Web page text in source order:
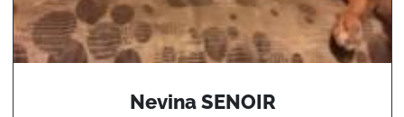
Nevina SENOIR